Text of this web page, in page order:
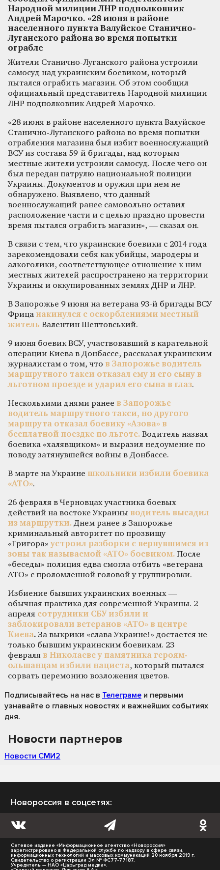
Народной милиции ЛНР подполковник
Андрей Марочко. «28 июня в районе
населенного пункта Валуйское Станично-
Луганского района во время попытки
ограбле
Жители Станично-Луганского района устроили
самосуд над украинским боевиком, который
пытался ограбить магазин. Об этом сообщил
официальный представитель Народной милиции
ЛНР подполковник Андрей Марочко.
«28 июня в районе населенного пункта Валуйское
Станично-Луганского района во время попытки
ограбления магазина был избит военнослужащий
ВСУ из состава 59-й бригады, над которым
местные жители устроили самосуд. После чего он
был передан патрулю национальной полиции
Украины. Документов и оружия при нем не
обнаружено. Выявлено, что данный
военнослужащий ранее самовольно оставил
расположение части и с целью праздно провести
время пытался ограбить магазин», — сказал он.
В связи с тем, что украинские боевики с 2014 года
зарекомендовали себя как убийцы, мародеры и
алкоголики, соответствующее отношение к ним
местных жителей распространено на территории
Украины и оккупированных землях ДНР и ЛНР.
В Запорожье 9 июня на ветерана 93-й бригады ВСУ
Фрица накинулся с оскорблениями местный
житель Валентин Шептовський.
9 июня боевик ВСУ, участвовавший в карательной
операции Киева в Донбассе, рассказал украинским
журналистам о том, что в Запорожье водитель
маршрутного такси отказал ему и его сыну в
льготном проезде и ударил его сына в глаз.
Несколькими днями ранее в Запорожье
водитель маршрутного такси, но другого
маршрута отказал боевику «Азова» в
бесплатной поездке по льготе. Водитель назвал
боевика «халявщиком» и выразил недоумение по
поводу затянувшейся войны в Донбассе.
В марте на Украине школьники избили боевика
«АТО».
26 февраля в Черновцах участника боевых
действий на востоке Украины водитель высадил
из маршрутки. Днем ранее в Запорожье
криминальный авторитет по прозвищу
«Григора»устроил разборки с вернувшимся из
зоны так называемой «АТО» боевиком. После
«беседы» полиция едва смогла отбить «ветерана
АТО» с проломленной головой у группировки.
Избиение бывших украинских военных —
обычная практика для современной Украины. 2
апреля сотрудники СБУ избили и
заблокировали ветеранов «АТО» в центре
Киева. За выкрики «слава Украине!» достается не
только бывшим украинским боевикам. 23
февраля в Николаеве у памятника героям-
ольшанцам избили нациста, который пытался
сорвать церемонию возложения цветов.
Подписывайтесь на нас в Телеграме и первыми
узнавайте о главных новостях и важнейших событиях
дня.
Новости партнеров
Новости СМИ2
Новороссия в соцсетях:
Сетевое издание «Информационное агентство «Новороссия»
зарегистрировано в Федеральной службе по надзору в сфере связи,
информационных технологий и массовых коммуникаций 20 ноября 2019 г.
Свидетельство о регистрации Эл № ФС77-77187.
Учредитель — НАО «Царьград медиа».